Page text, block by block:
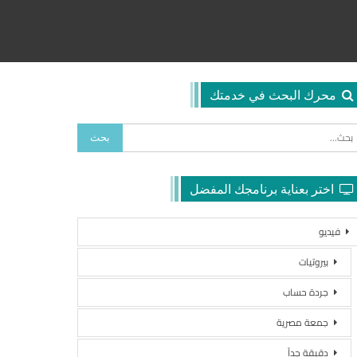
محرك البحث في خدمتك
اختر بعناية برنامجك المفضل
فيديو
بيروتيات
جردة حساب
جمعة مصرية
دقيقة جداً